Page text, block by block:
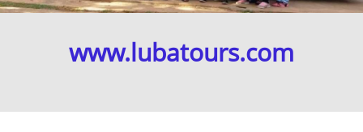
www.lubatours.com